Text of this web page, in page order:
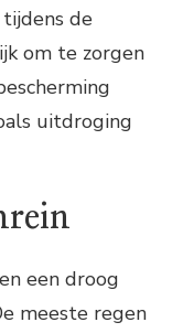
de
om te zorgen
uitdroging
een droog
meeste regen